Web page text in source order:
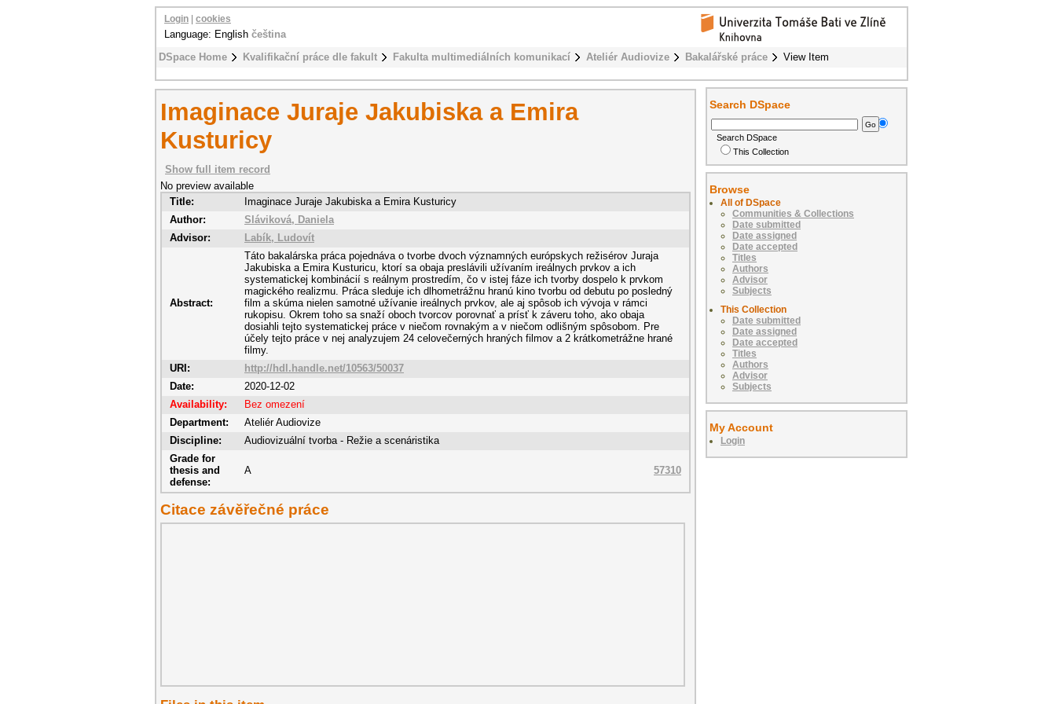
DSpace Home Kvalifikační práce dle fakult Fakulta multimediálních komunikací Ateliér Audiovize Bakalářské práce View Item
Login cookies
Language: English čeština
Imaginace Juraje Jakubiska a Emira
Kusturicy
Show full item record
No preview available
Title:
Imaginace Juraje Jakubiska a Emira Kusturicy
Author:
Sláviková, Daniela
Advisor:
Labík, Ludovít
Abstract:
Táto bakalárska práca pojednáva o tvorbe dvoch významných európskych režisérov Juraja
Jakubiska a Emira Kusturicu, ktorí sa obaja preslávili užívaním ireálnych prvkov a ich
systematickej kombinácií s reálnym prostredím, čo v istej fáze ich tvorby dospelo k prvkom
magického realizmu. Práca sleduje ich dlhometrážnu hranú kino tvorbu od debutu po posledný
film a skúma nielen samotné užívanie ireálnych prvkov, ale aj spôsob ich vývoja v rámci
rukopisu. Okrem toho sa snaží oboch tvorcov porovnať a prísť k záveru toho, ako obaja
dosiahli tejto systematickej práce v niečom rovnakým a v niečom odlišným spôsobom. Pre
účely tejto práce v nej analyzujem 24 celovečerných hraných filmov a 2 krátkometrážne hrané
filmy.
URI:
http://hdl.handle.net/10563/50037
Date:
2020-12-02
Availability:
Bez omezení
Department:
Ateliér Audiovize
Discipline:
Audiovizuální tvorba - Režie a scenáristika
Grade for
thesis and
defense:
A 57310
Citace závěřečné práce
Search DSpace
Search DSpace
This Collection
Browse
All of DSpace
Communities & Collections
Date submitted
Date assigned
Date accepted
Titles
Authors
Advisor
Subjects
This Collection
Date submitted
Date assigned
Date accepted
Titles
Authors
Advisor
Subjects
My Account
Login